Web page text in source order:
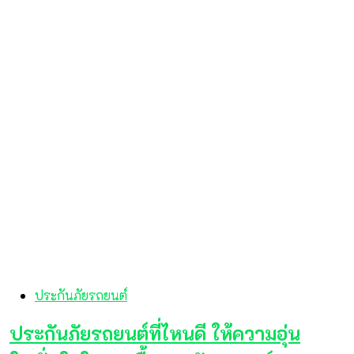
ประกันภัยรถยนต์
ประกันภัยรถยนต์ที่ไหนดี ให้ความอุ่น